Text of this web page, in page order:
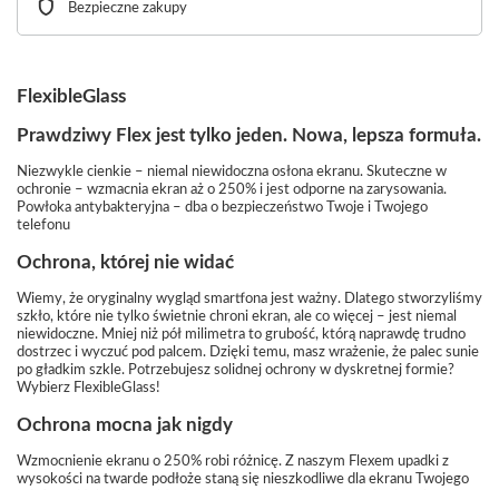
Bezpieczne zakupy
FlexibleGlass
Prawdziwy Flex jest tylko jeden. Nowa, lepsza formuła.
Niezwykle cienkie – niemal niewidoczna osłona ekranu. Skuteczne w
ochronie – wzmacnia ekran aż o 250% i jest odporne na zarysowania.
Powłoka antybakteryjna – dba o bezpieczeństwo Twoje i Twojego
telefonu
Ochrona, której nie widać
Wiemy, że oryginalny wygląd smartfona jest ważny. Dlatego stworzyliśmy
szkło, które nie tylko świetnie chroni ekran, ale co więcej – jest niemal
niewidoczne. Mniej niż pół milimetra to grubość, którą naprawdę trudno
dostrzec i wyczuć pod palcem. Dzięki temu, masz wrażenie, że palec sunie
po gładkim szkle. Potrzebujesz solidnej ochrony w dyskretnej formie?
Wybierz FlexibleGlass!
Ochrona mocna jak nigdy
Wzmocnienie ekranu o 250% robi różnicę. Z naszym Flexem upadki z
wysokości na twarde podłoże staną się nieszkodliwe dla ekranu Twojego